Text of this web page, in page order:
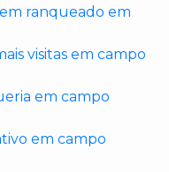
ranqueado em
visitas em campo
em campo
em campo